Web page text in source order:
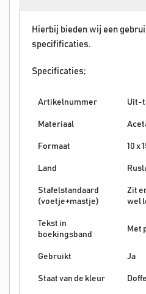
Hierbij bieden wij een
specifificaties.
Specificaties;
Artikelnummer Uit-
Materiaal
Formaat 10 x
Land
Stafelstandaard
(voetje+mastje)
Zit
wel
Tekst in
boekingsband
Met
Gebruikt Ja
Staat van de kleur